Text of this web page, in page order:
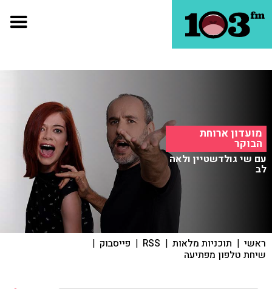
מועדון ארוחת
הבוקר
עם שי גולדשטיין ולאה
לב
ראשי | תוכניות מלאות |
RSS
| פייסבוק |
שיחת טלפון מפתיעה